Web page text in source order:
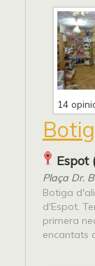
14
Espot
Plaça Dr.
Botiga
d'Espot.
primera
encantats